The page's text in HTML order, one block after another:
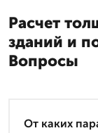
Расчет
зданий и
Вопросы
От каких